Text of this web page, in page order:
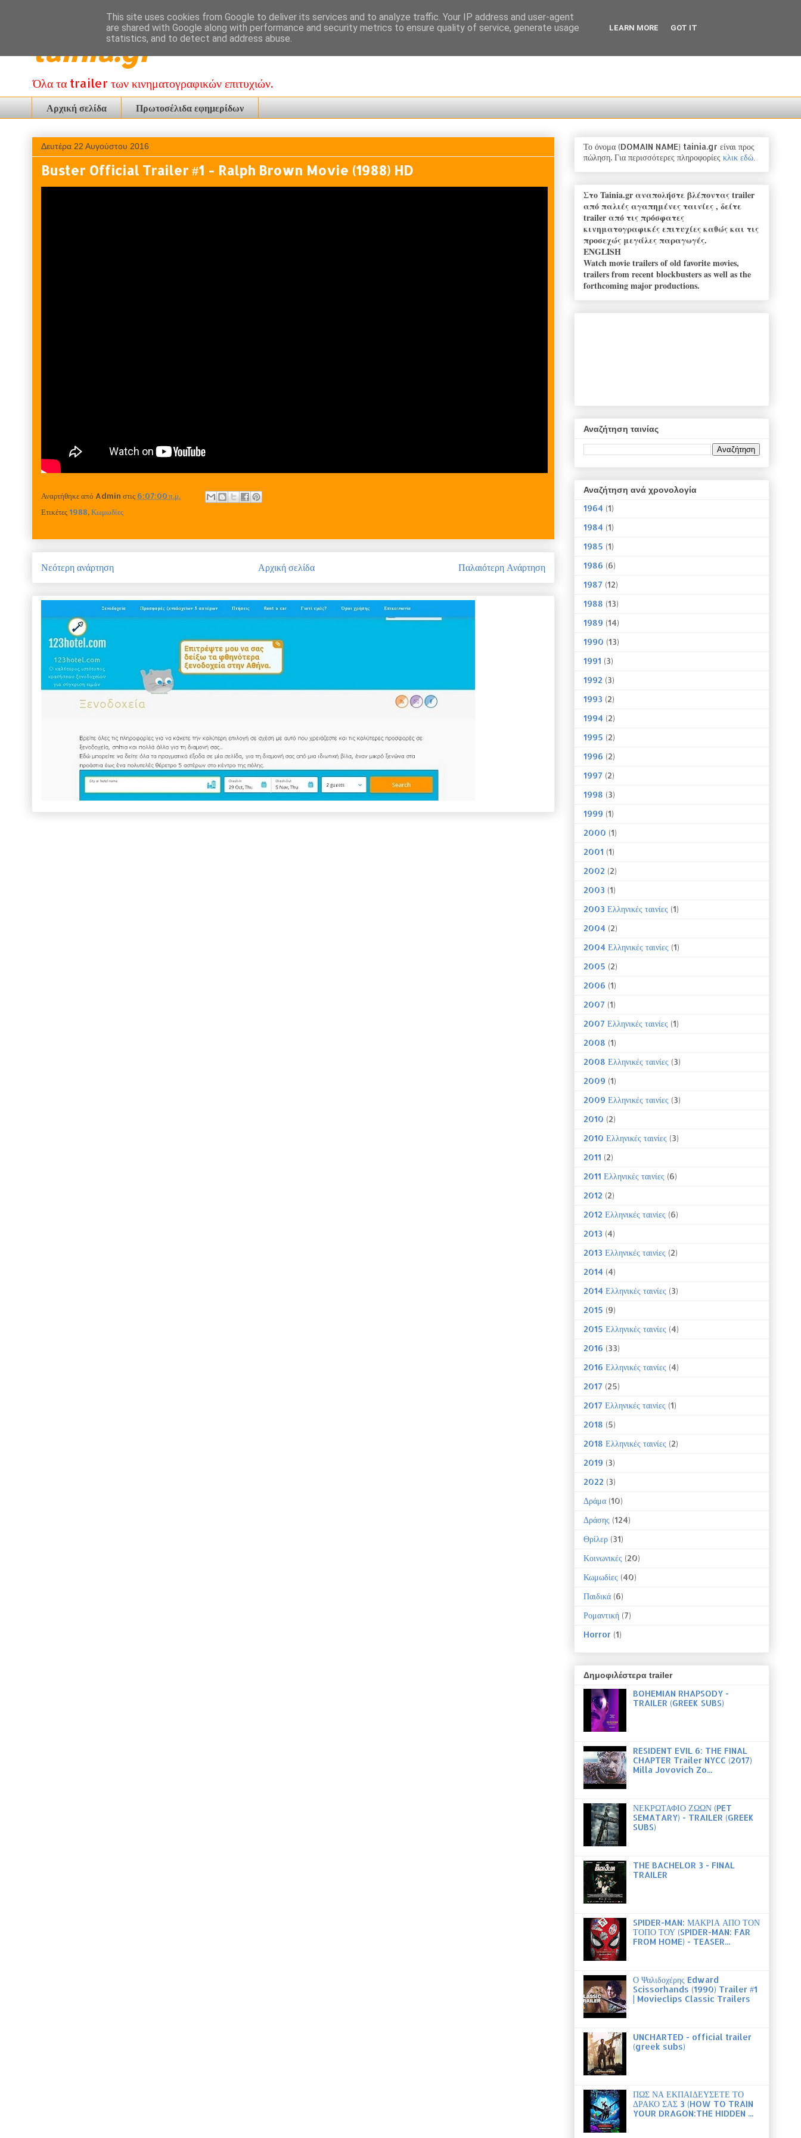
tainia.gr
Όλα τα trailer των κινηματογραφικών επιτυχιών.
Αρχική σελίδα Πρωτοσέλιδα εφημερίδων
Δευτέρα 22 Αυγούστου 2016
Buster Official Trailer #1 - Ralph Brown Movie (1988) HD
Αναρτήθηκε από Admin στις 6:07:00 π.μ.
Ετικέτες1988,Κωμωδίες
Νεότερη ανάρτηση Παλαιότερη Ανάρτηση
Αρχική σελίδα
Το όνομα (DOMAIN NAME) tainia.gr είναι προς
πώληση. Για περισσότερες πληροφορίες κλικ εδώ.
Στο Tainia.gr αναπολήστε βλέποντας trailer
από παλιές αγαπημένες ταινίες , δείτε
trailer από τις πρόσφατες
κινηματογραφικές επιτυχίες καθώς και τις
προσεχώς μεγάλες παραγωγές.
ENGLISH
Watch movie trailers of old favorite movies,
trailers from recent blockbusters as well as the
forthcoming major productions.
Αναζήτηση ταινίας
Αναζήτηση ανά χρονολογία
1964 (1)
1984 (1)
1985 (1)
1986 (6)
1987 (12)
1988 (13)
1989 (14)
1990 (13)
1991 (3)
1992 (3)
1993 (2)
1994 (2)
1995 (2)
1996 (2)
1997 (2)
1998 (3)
1999 (1)
2000 (1)
2001 (1)
2002 (2)
2003 (1)
2003 Ελληνικές ταινίες (1)
2004 (2)
2004 Ελληνικές ταινίες (1)
2005 (2)
2006 (1)
2007 (1)
2007 Ελληνικές ταινίες (1)
2008 (1)
2008 Ελληνικές ταινίες (3)
2009 (1)
2009 Ελληνικές ταινίες (3)
2010 (2)
2010 Ελληνικές ταινίες (3)
2011 (2)
2011 Ελληνικές ταινίες (6)
2012 (2)
2012 Ελληνικές ταινίες (6)
2013 (4)
2013 Ελληνικές ταινίες (2)
2014 (4)
2014 Ελληνικές ταινίες (3)
2015 (9)
2015 Ελληνικές ταινίες (4)
2016 (33)
2016 Ελληνικές ταινίες (4)
2017 (25)
2017 Ελληνικές ταινίες (1)
2018 (5)
2018 Ελληνικές ταινίες (2)
2019 (3)
2022 (3)
Δράμα (10)
Δράσης (124)
Θρίλερ (31)
Κοινωνικές (20)
Κωμωδίες (40)
Παιδικά (6)
Ρομαντική (7)
Horror (1)
Δημοφιλέστερα trailer
BOHEMIAN RHAPSODY -
TRAILER (GREEK SUBS)
RESIDENT EVIL 6: THE FINAL
CHAPTER Trailer NYCC (2017)
Milla Jovovich Zo...
ΝΕΚΡΩΤΑΦΙΟ ΖΩΩΝ (PET
SEMATARY) - TRAILER (GREEK
SUBS)
THE BACHELOR 3 - FINAL
TRAILER
SPIDER-MAN: ΜΑΚΡΙΑ ΑΠΟ ΤΟΝ
ΤΟΠΟ ΤΟΥ (SPIDER-MAN: FAR
FROM HOME) - TEASER...
Ο Ψαλιδοχέρης Edward
Scissorhands (1990) Trailer #1
| Movieclips Classic Trailers
UNCHARTED - official trailer
(greek subs)
ΠΩΣ ΝΑ ΕΚΠΑΙΔΕΥΣΕΤΕ ΤΟ
ΔΡΑΚΟ ΣΑΣ 3 (HOW TO TRAIN
YOUR DRAGON:THE HIDDEN ...
This site uses cookies from Google to deliver its services and to analyze traffic. Your IP address and user-agent
are shared with Google along with performance and security metrics to ensure quality of service, generate usage
statistics, and to detect and address abuse.
LEARN MORE GOT IT